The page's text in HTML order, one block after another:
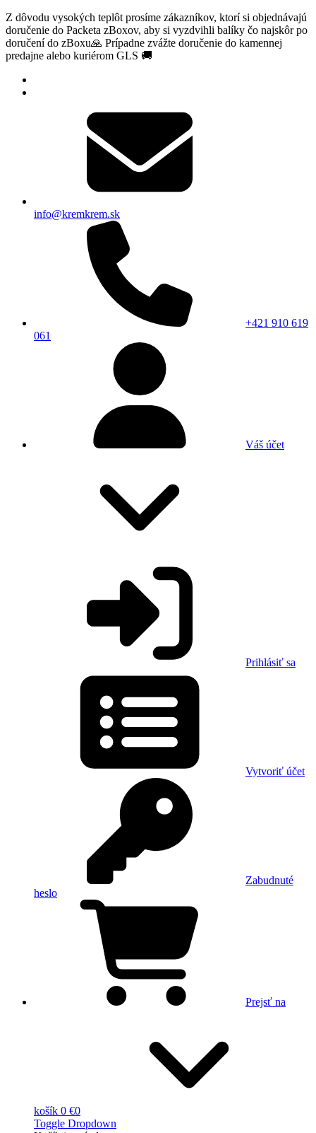
Z dôvodu vysokých teplôt prosíme zákazníkov, ktorí si objednávajú
doručenie do Packeta zBoxov, aby si vyzdvihli balíky čo najskôr po
doručení do zBoxu🙏 Prípadne zvážte doručenie do kamennej
predajne alebo kuriérom GLS 🚚
info@kremkrem.sk
+421 910 619
061
Váš účet
Prihlásiť sa
Vytvoriť účet
Zabudnuté
heslo
Prejsť na
košík 0 €0
Toggle Dropdown